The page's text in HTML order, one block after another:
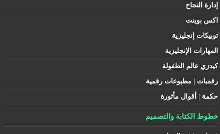
إدارة النجاح
اكس بوينت
توبيكات إنجليزية
المهارات الإنجليزية
كيدزي عالم الطفولة
رقميات | مطبوعات رقمية
حكمة | أقوال مأثورة
خطوط الكتابة والتصميم